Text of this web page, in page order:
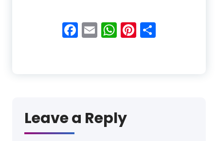
Facebook
EmailWhatsApp
Pinterest
Leave a Reply